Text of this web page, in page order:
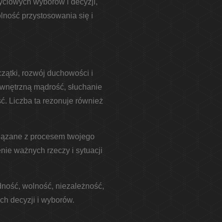
wyborów i decyzji,
przystosowania się i
rozwój duchowości i
mądrość, słuchanie
Liczba ta rezonuje również
z procesem twojego
ważnych rzeczy i sytuacji
wolność, niezależność,
decyzji i wyborów.